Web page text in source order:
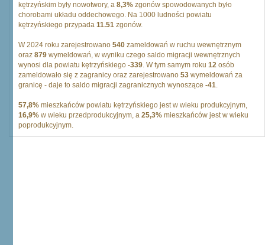
kętrzyńskim były nowotwory, a 8,3% zgonów spowodowanych było
chorobami układu oddechowego. Na 1000 ludności powiatu
kętrzyńskiego przypada 11.51 zgonów.
W 2024 roku zarejestrowano 540 zameldowań w ruchu wewnętrznym
oraz 879 wymeldowań, w wyniku czego saldo migracji wewnętrznych
wynosi dla powiatu kętrzyńskiego -339. W tym samym roku 12 osób
zameldowało się z zagranicy oraz zarejestrowano 53 wymeldowań za
granicę - daje to saldo migracji zagranicznych wynoszące -41.
57,8% mieszkańców powiatu kętrzyńskiego jest w wieku produkcyjnym,
16,9% w wieku przedprodukcyjnym, a 25,3% mieszkańców jest w wieku
poprodukcyjnym.